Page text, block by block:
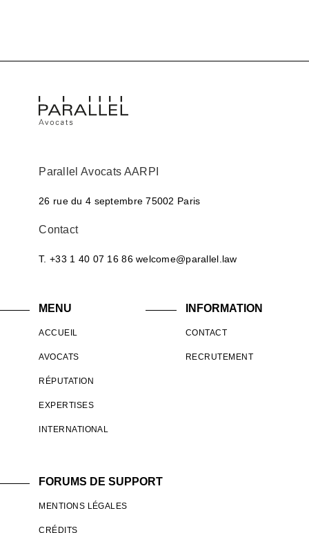
Parallel Avocats AARPI
26 rue du 4 septembre 75002 Paris
Contact
T. +33 1 40 07 16 86 welcome@parallel.law
MENU
ACCUEIL
AVOCATS
RÉPUTATION
EXPERTISES
INTERNATIONAL
INFORMATION
CONTACT
RECRUTEMENT
FORUMS DE SUPPORT
MENTIONS LÉGALES
CRÉDITS